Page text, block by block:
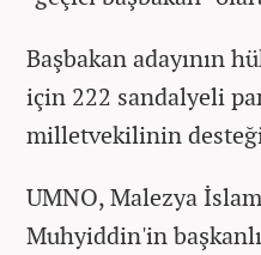
Başbakan adayının
için 222 sandalyeli
milletvekilinin
UMNO, Malezya
Muhyiddin'in